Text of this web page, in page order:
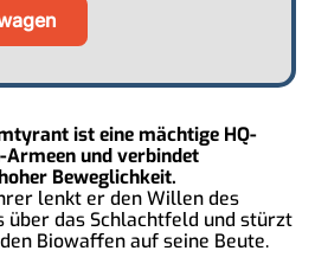
ist eine mächtige HQ-
und verbindet
Beweglichkeit.
lenkt er den Willen des
über das Schlachtfeld und stürzt
Biowaffen auf seine Beute.